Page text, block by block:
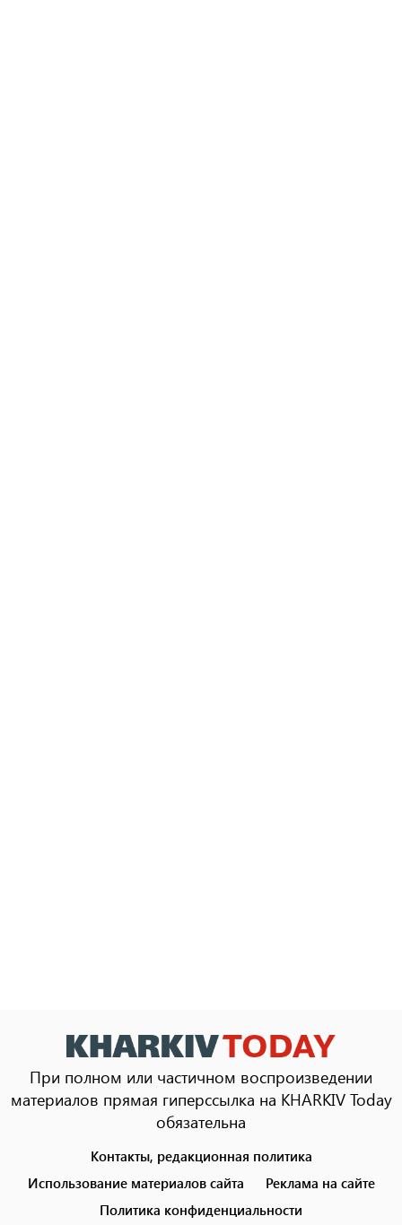
При полном или частичном воспроизведении
материалов прямая гиперссылка на KHARKIV Today
обязательна
menu
Контакты, редакционная политика
Использование материалов сайта
Реклама на сайте
Политика конфиденциальности